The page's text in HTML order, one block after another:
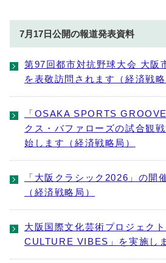
7月17日公開の報道発表資料
第97回都市対抗野球大会 大阪
を表敬訪問されます（経済戦略
「OSAKA SPORTS
クス・バファローズの試合観
始します（経済戦略局）
「大阪クラシック2026」の開
（経済戦略局）
大阪国際文化芸術プロジェク
CULTURE VIBES」を実施し